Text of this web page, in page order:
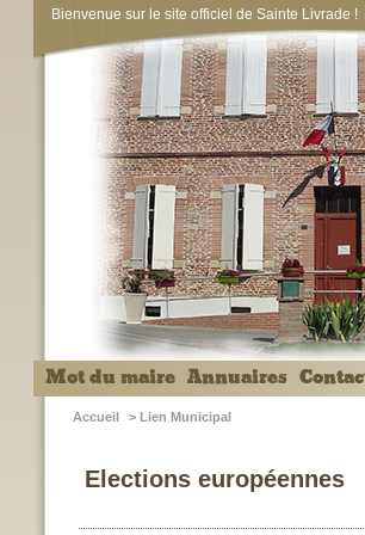
Bienvenue sur le site officiel de Sainte Livrade !
Mot du maire Annuaires
Accueil > Lien Municipal
Elections européennes